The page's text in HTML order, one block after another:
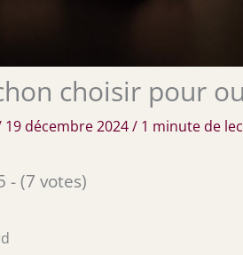
choisir pour
19 décembre 2024/ 1 minute de
- (7 votes)